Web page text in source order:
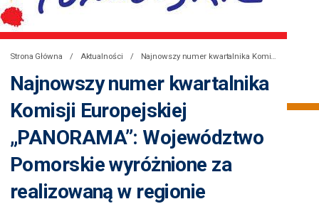
Strona Główna Aktualności Najnowszy numer kwartalnika Komisji Europejskiej „PANORAMA”: Województwo Pomorskie wyróżnione za realizowaną w regionie politykę spójności
Najnowszy numer kwartalnika
Komisji Europejskiej
„PANORAMA”: Województwo
Pomorskie wyróżnione za
realizowaną w regionie